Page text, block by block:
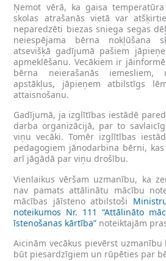
Ņemot vērā, ka gaisa
skolas atrašanās vietā var
neparedzēti biezas sniega segas
neiespējama bērna nokļūšana
atsevišķā gadījumā pašiem
apmeklēšanu. Vecākiem ir
bērna neierašanās
apstākļus, jāpieņem atbilstīgs
attaisnošanu.
Gadījumā, ja izglītības iestādē
darba organizācijā, par to
viņu vecāki. Tomēr izglītības
pedagogiem jānodarbina bērni,
arī jāgādā par viņu drošību.
Vienlaikus vēršam uzmanību, ka
nav pamats attālinātu mācību
mācības jāīsteno atbilstoši
noteikumos Nr. 111 “Attālināto
īstenošanas kārtība” noteiktajām
Aicinām vecākus pievērst
būt piesardzīgiem un rūpēties par